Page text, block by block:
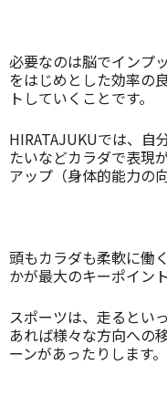
必要なのは脳でインプ
をはじめとした効率の
トしていくことです。
HIRATAJUKUでは、自
たいなどカラダで表現
アップ（身体的能力の
頭もカラダも柔軟に働
かが最大のキーポイン
スポーツは、走るとい
あれば様々な方向への
ーンがあったりします。